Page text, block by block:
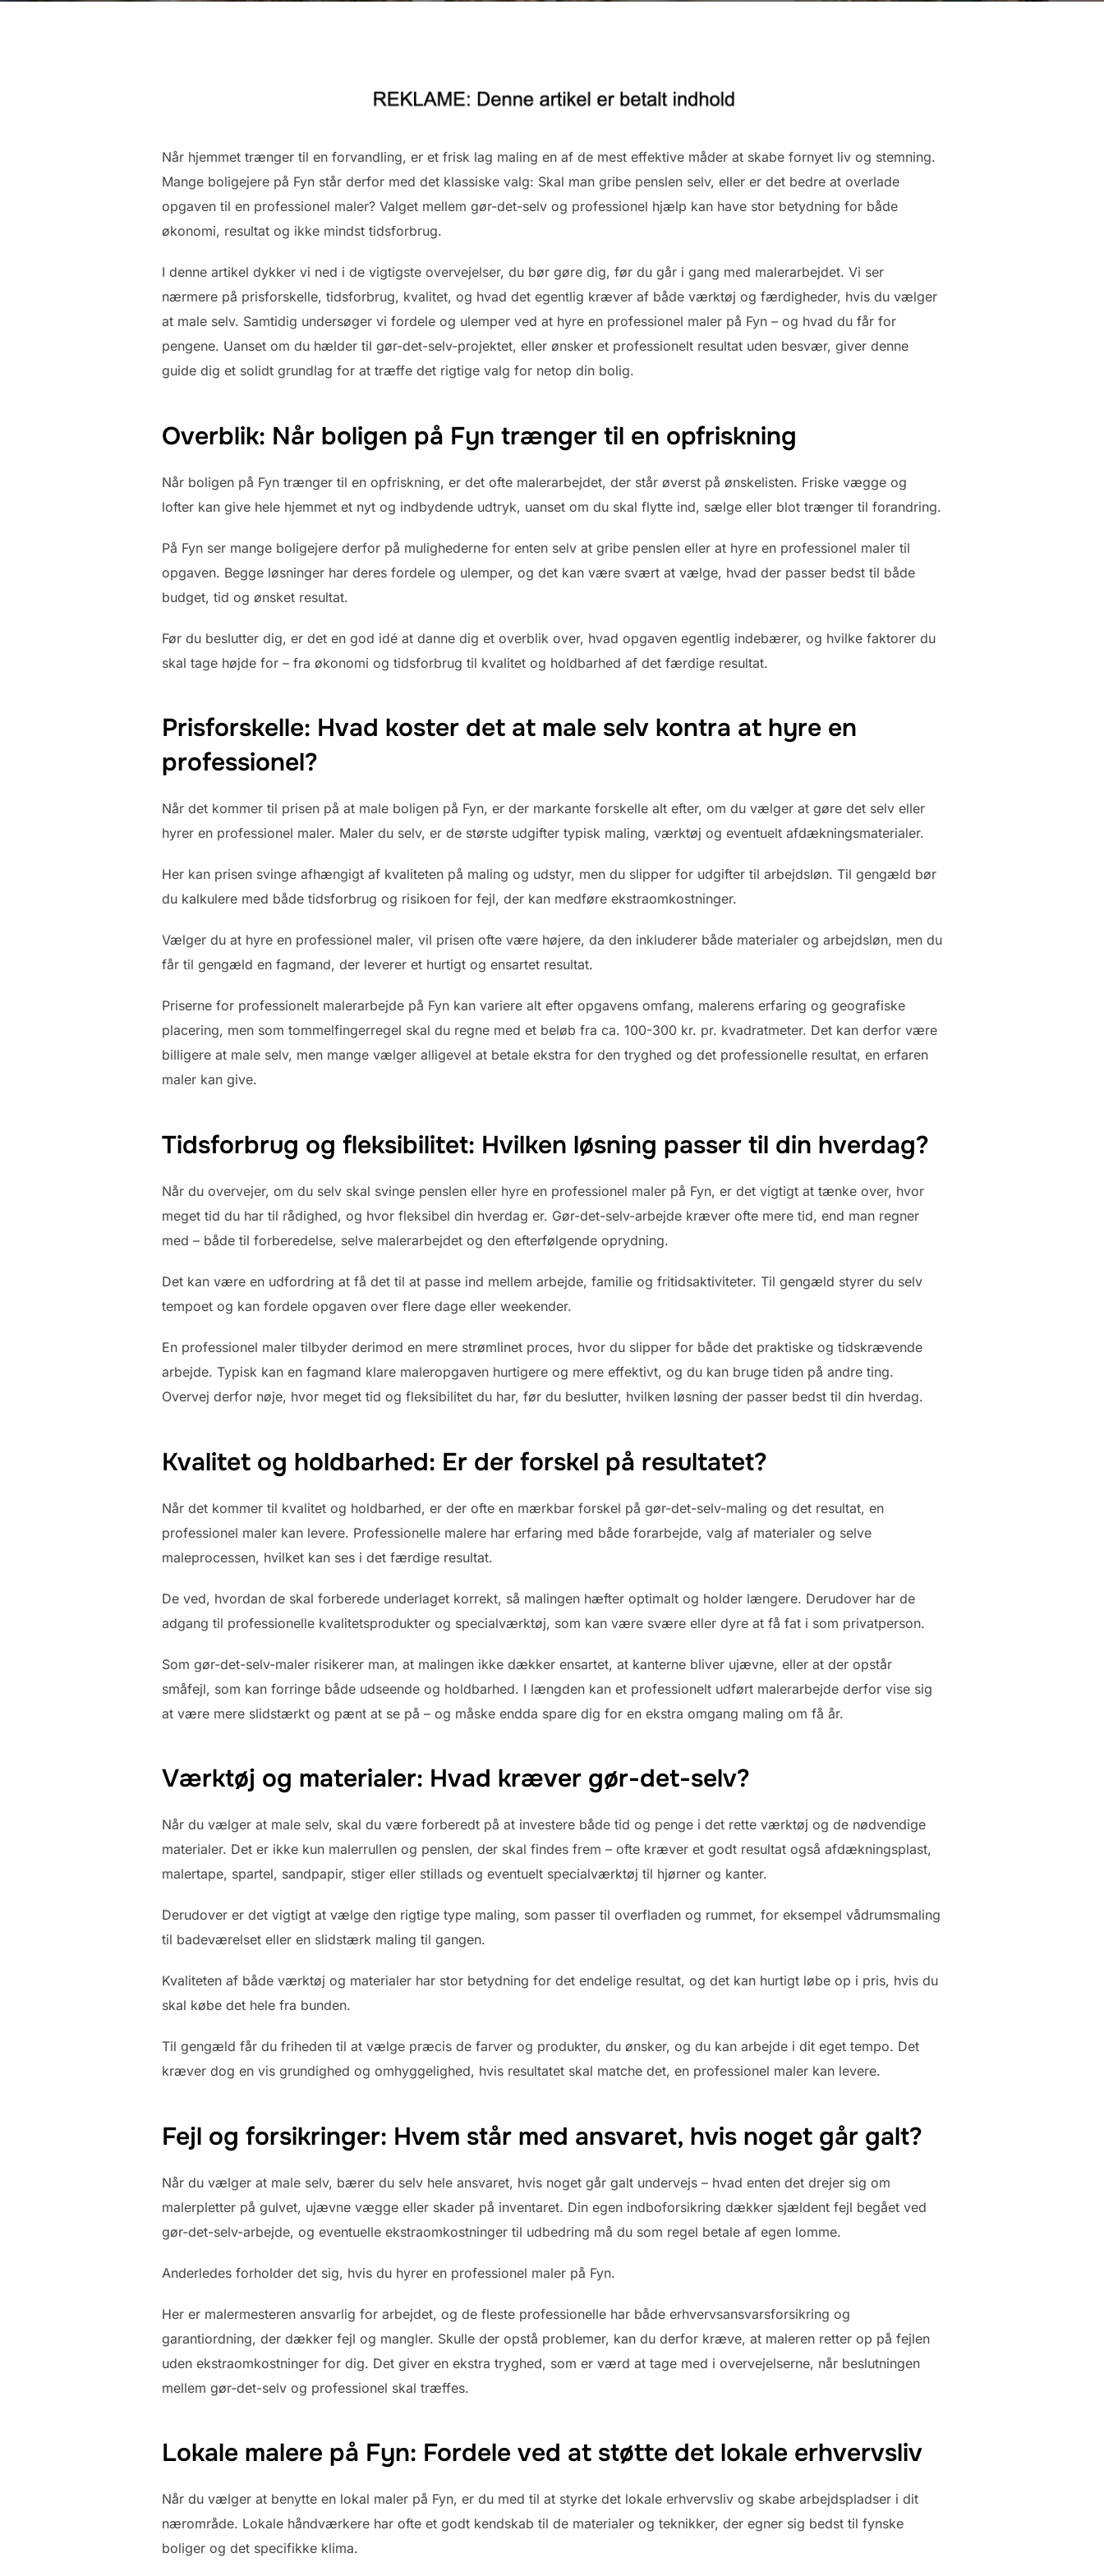
Når hjemmet trænger til en forvandling, er et frisk lag maling en af de mest effektive måder at skabe fornyet liv og stemning.
Mange boligejere på Fyn står derfor med det klassiske valg: Skal man gribe penslen selv, eller er det bedre at overlade
opgaven til en professionel maler? Valget mellem gør-det-selv og professionel hjælp kan have stor betydning for både
økonomi, resultat og ikke mindst tidsforbrug.
I denne artikel dykker vi ned i de vigtigste overvejelser, du bør gøre dig, før du går i gang med malerarbejdet. Vi ser
nærmere på prisforskelle, tidsforbrug, kvalitet, og hvad det egentlig kræver af både værktøj og færdigheder, hvis du vælger
at male selv. Samtidig undersøger vi fordele og ulemper ved at hyre en professionel maler på Fyn – og hvad du får for
pengene. Uanset om du hælder til gør-det-selv-projektet, eller ønsker et professionelt resultat uden besvær, giver denne
guide dig et solidt grundlag for at træffe det rigtige valg for netop din bolig.
Overblik: Når boligen på Fyn trænger til en opfriskning
Når boligen på Fyn trænger til en opfriskning, er det ofte malerarbejdet, der står øverst på ønskelisten. Friske vægge og
lofter kan give hele hjemmet et nyt og indbydende udtryk, uanset om du skal flytte ind, sælge eller blot trænger til forandring.
På Fyn ser mange boligejere derfor på mulighederne for enten selv at gribe penslen eller at hyre en professionel maler til
opgaven. Begge løsninger har deres fordele og ulemper, og det kan være svært at vælge, hvad der passer bedst til både
budget, tid og ønsket resultat.
Før du beslutter dig, er det en god idé at danne dig et overblik over, hvad opgaven egentlig indebærer, og hvilke faktorer du
skal tage højde for – fra økonomi og tidsforbrug til kvalitet og holdbarhed af det færdige resultat.
Prisforskelle: Hvad koster det at male selv kontra at hyre en
professionel?
Når det kommer til prisen på at male boligen på Fyn, er der markante forskelle alt efter, om du vælger at gøre det selv eller
hyrer en professionel maler. Maler du selv, er de største udgifter typisk maling, værktøj og eventuelt afdækningsmaterialer.
Her kan prisen svinge afhængigt af kvaliteten på maling og udstyr, men du slipper for udgifter til arbejdsløn. Til gengæld bør
du kalkulere med både tidsforbrug og risikoen for fejl, der kan medføre ekstraomkostninger.
Vælger du at hyre en professionel maler, vil prisen ofte være højere, da den inkluderer både materialer og arbejdsløn, men du
får til gengæld en fagmand, der leverer et hurtigt og ensartet resultat.
Priserne for professionelt malerarbejde på Fyn kan variere alt efter opgavens omfang, malerens erfaring og geografiske
placering, men som tommelfingerregel skal du regne med et beløb fra ca. 100-300 kr. pr. kvadratmeter. Det kan derfor være
billigere at male selv, men mange vælger alligevel at betale ekstra for den tryghed og det professionelle resultat, en erfaren
maler kan give.
Tidsforbrug og fleksibilitet: Hvilken løsning passer til din hverdag?
Når du overvejer, om du selv skal svinge penslen eller hyre en professionel maler på Fyn, er det vigtigt at tænke over, hvor
meget tid du har til rådighed, og hvor fleksibel din hverdag er. Gør-det-selv-arbejde kræver ofte mere tid, end man regner
med – både til forberedelse, selve malerarbejdet og den efterfølgende oprydning.
Det kan være en udfordring at få det til at passe ind mellem arbejde, familie og fritidsaktiviteter. Til gengæld styrer du selv
tempoet og kan fordele opgaven over flere dage eller weekender.
En professionel maler tilbyder derimod en mere strømlinet proces, hvor du slipper for både det praktiske og tidskrævende
arbejde. Typisk kan en fagmand klare maleropgaven hurtigere og mere effektivt, og du kan bruge tiden på andre ting.
Overvej derfor nøje, hvor meget tid og fleksibilitet du har, før du beslutter, hvilken løsning der passer bedst til din hverdag.
Kvalitet og holdbarhed: Er der forskel på resultatet?
Når det kommer til kvalitet og holdbarhed, er der ofte en mærkbar forskel på gør-det-selv-maling og det resultat, en
professionel maler kan levere. Professionelle malere har erfaring med både forarbejde, valg af materialer og selve
maleprocessen, hvilket kan ses i det færdige resultat.
De ved, hvordan de skal forberede underlaget korrekt, så malingen hæfter optimalt og holder længere. Derudover har de
adgang til professionelle kvalitetsprodukter og specialværktøj, som kan være svære eller dyre at få fat i som privatperson.
Som gør-det-selv-maler risikerer man, at malingen ikke dækker ensartet, at kanterne bliver ujævne, eller at der opstår
småfejl, som kan forringe både udseende og holdbarhed. I længden kan et professionelt udført malerarbejde derfor vise sig
at være mere slidstærkt og pænt at se på – og måske endda spare dig for en ekstra omgang maling om få år.
Værktøj og materialer: Hvad kræver gør-det-selv?
Når du vælger at male selv, skal du være forberedt på at investere både tid og penge i det rette værktøj og de nødvendige
materialer. Det er ikke kun malerrullen og penslen, der skal findes frem – ofte kræver et godt resultat også afdækningsplast,
malertape, spartel, sandpapir, stiger eller stillads og eventuelt specialværktøj til hjørner og kanter.
Derudover er det vigtigt at vælge den rigtige type maling, som passer til overfladen og rummet, for eksempel vådrumsmaling
til badeværelset eller en slidstærk maling til gangen.
Kvaliteten af både værktøj og materialer har stor betydning for det endelige resultat, og det kan hurtigt løbe op i pris, hvis du
skal købe det hele fra bunden.
Til gengæld får du friheden til at vælge præcis de farver og produkter, du ønsker, og du kan arbejde i dit eget tempo. Det
kræver dog en vis grundighed og omhyggelighed, hvis resultatet skal matche det, en professionel maler kan levere.
Fejl og forsikringer: Hvem står med ansvaret, hvis noget går galt?
Når du vælger at male selv, bærer du selv hele ansvaret, hvis noget går galt undervejs – hvad enten det drejer sig om
malerpletter på gulvet, ujævne vægge eller skader på inventaret. Din egen indboforsikring dækker sjældent fejl begået ved
gør-det-selv-arbejde, og eventuelle ekstraomkostninger til udbedring må du som regel betale af egen lomme.
Anderledes forholder det sig, hvis du hyrer en professionel maler på Fyn.
Her er malermesteren ansvarlig for arbejdet, og de fleste professionelle har både erhvervsansvarsforsikring og
garantiordning, der dækker fejl og mangler. Skulle der opstå problemer, kan du derfor kræve, at maleren retter op på fejlen
uden ekstraomkostninger for dig. Det giver en ekstra tryghed, som er værd at tage med i overvejelserne, når beslutningen
mellem gør-det-selv og professionel skal træffes.
Lokale malere på Fyn: Fordele ved at støtte det lokale erhvervsliv
Når du vælger at benytte en lokal maler på Fyn, er du med til at styrke det lokale erhvervsliv og skabe arbejdspladser i dit
nærområde. Lokale håndværkere har ofte et godt kendskab til de materialer og teknikker, der egner sig bedst til fynske
boliger og det specifikke klima.